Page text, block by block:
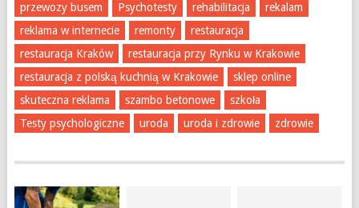
przewozy busem
Psychotesty rehabilitacja
rekalam
reklama w internecie
remonty
restauracja
restauracja Kraków
restauracja przy Rynku w Krakowie
restauracja z polską kuchnią w Krakowie
sklep online
skuteczna reklama
szambo betonowe
szkoła
Testy psychologiczne
uroda uroda i zdrowie zdrowie